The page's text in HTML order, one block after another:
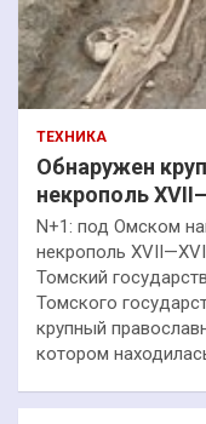
ТЕХНИКА
Обнаружен
некрополь
N+1: под Омском
некрополь
Томский
Томского
крупный
котором